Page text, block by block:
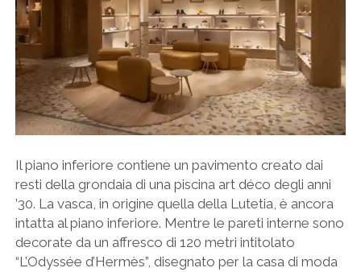
Il piano inferiore contiene un pavimento creato dai
resti della grondaia di una piscina art déco degli anni
’30. La vasca, in origine quella della Lutetia, è ancora
intatta al piano inferiore. Mentre le pareti interne sono
decorate da un affresco di 120 metri intitolato
“L’Odyssée d’Hermès”, disegnato per la casa di moda